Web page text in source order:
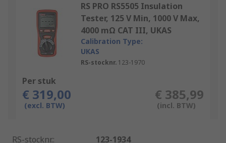
RS PRO RS5505 Insulation
Tester, 125 V Min, 1000 V Max,
4000 mΩ CAT III, UKAS
Calibration Type:
UKAS
RS-stocknr. 123-1970
Per stuk
€ 319,00
(excl. BTW)
€ 385,99
(incl. BTW)
RS-stocknr.:
123-1934